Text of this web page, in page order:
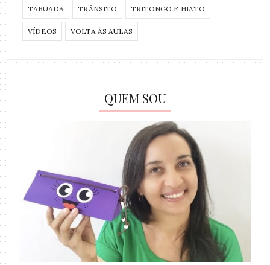
TABUADA TRÂNSITO TRITONGO E HIATO
VÍDEOS VOLTA ÀS AULAS
QUEM SOU